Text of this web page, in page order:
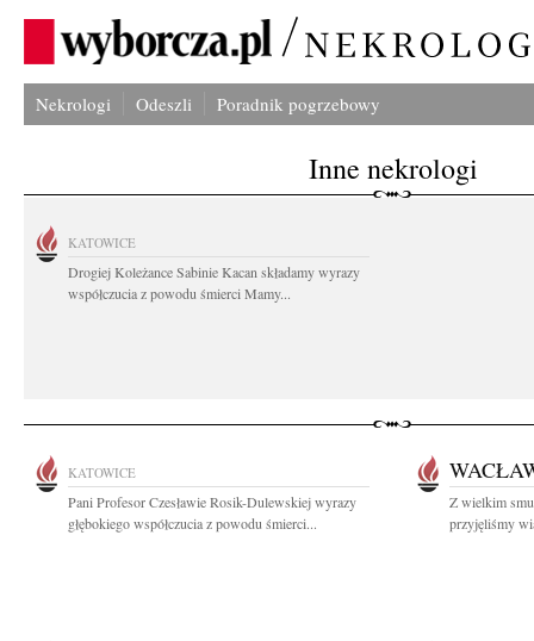
Nekrologi Odeszli Poradnik pogrzebowy
Inne nekrologi
KATOWICE
Drogiej Koleżance Sabinie Kacan składamy wyrazy
współczucia z powodu śmierci Mamy...
KATOWICE
Pani Profesor Czesławie Rosik-Dulewskiej wyrazy
głębokiego współczucia z powodu śmierci...
Z wielkim
przyjęliśmy